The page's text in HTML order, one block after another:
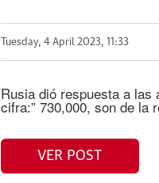
Tuesday, 4 April 2023, 11:33
Rusia dió respuesta a
cifra:” 730,000, son de la
VER POST